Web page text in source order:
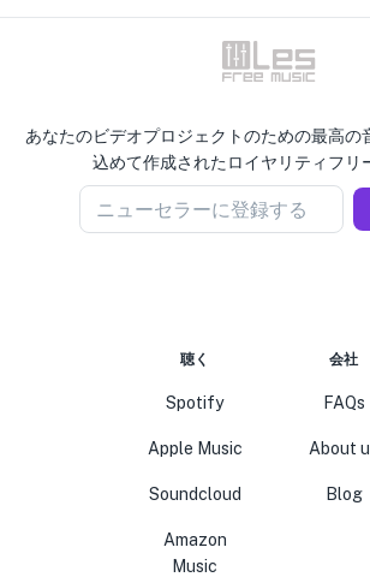
あなたのビデオプロジェクトのための最高の
込めて作成されたロイヤリティフリ
ニューセラーに登録する
聴く
Spotify
Apple Music
Soundcloud
Amazon
Music
会社
FAQs
About
Blog